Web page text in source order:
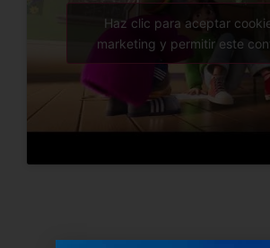
Haz clic para aceptar
marketing y permitir este